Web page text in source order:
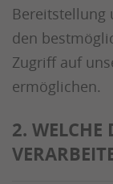
Bereitstellung
den
Zugriff auf
ermöglichen.
2. WELCHE